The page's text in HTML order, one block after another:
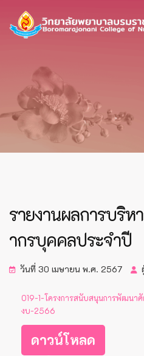
รายงานผลการบริ
ากรบุคคลประจำปี
วันที่ 30 เมษายน พ.ศ. 2567
O19-1-โครงการสนับสนุนการพัฒนา
งบ-2566
ดาวน์โหลด